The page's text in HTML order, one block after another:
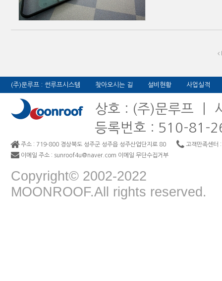
(주)문루프 : 썬루프시스템 찾아오시는 길 설비현황 사업실적
상호 : (주)문루프 ㅣ
등록번호 : 510-81-
주소 : 719-800 경상북도 성주군 성주읍 성주산업단지로 80
고객만족센
이메일 주소 : sunroof4u@naver.com 이메일 무단수집거부
Copyright© 2002-2022
MOONROOF.All rights reserved.